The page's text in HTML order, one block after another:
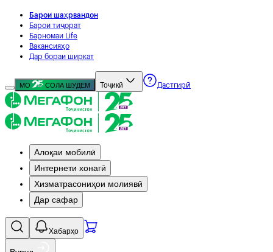
Барои шаҳрвандон
Барои тиҷорат
Барномаи Life
Вакансияҳо
Дар бораи ширкат
МО СОЛА ШУДЕМ Тоҷикӣ Дастгирӣ
Алоқаи мобилӣ
Интернети хонагӣ
Хизматрасониҳои молиявӣ
Дар сафар
Хабарҳо